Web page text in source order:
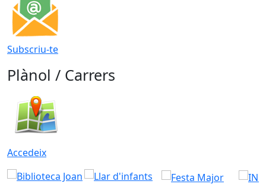
Subscriu-te
Plànol / Carrers
Accedeix